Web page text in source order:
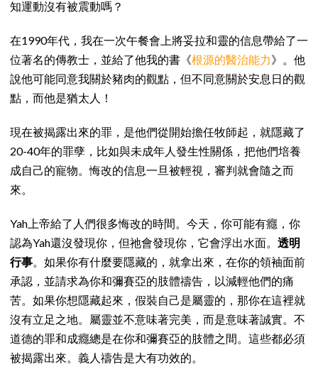
知運動沒有被震動嗎？
在1990年代，我在一次午餐會上將妥拉和靈的信息帶給了一
位著名的傳教士，並給了他我的書《根源的醫治能力》。他
說他可能同意我關於豬肉的觀點，但不同意關於安息日的觀
點，而他是猶太人！
現在被揭露出來的罪，是他們從開始擔任牧師起，就隱藏了
20-40年的罪孽，比如與未成年人發生性關係，把他們培養
成自己的寵物。悔改的信息一旦被輕視，審判就會隨之而
來。
Yah上帝給了人們很多悔改的時間。今天，你可能有癮，你
認為Yah還沒發現你，但祂會發現你，它會浮出水面。 透明
行事。如果你有什麼要隱藏的，就拿出來，在你的領袖面前
承認，並請求為你和彌賽亞的肢體禱告，以減輕他們的痛
苦。如果你想隱藏起來，假裝自己是屬靈的，那你在這裡就
沒有立足之地。屬靈並不意味著完美，而是意味著誠實。不
道德的罪和成癮總是在你和彌賽亞的肢體之間。這些都必須
被揭露出來。義人禱告是大有功效的。